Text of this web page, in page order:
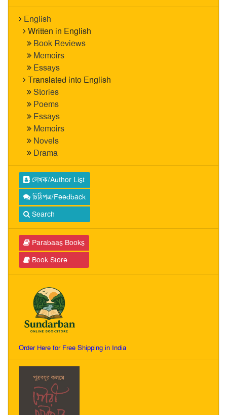
English
Written in English
Book Reviews
Memoirs
Essays
Translated into English
Stories
Poems
Essays
Memoirs
Novels
Drama
লেখক/Author List
চিঠিপত্র/Feedback
Search
Parabaas Books
Book Store
Order Here for Free Shipping in India